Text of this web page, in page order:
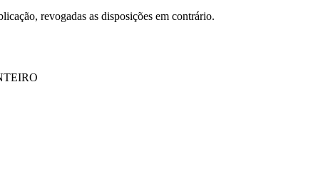
revogadas as disposições em contrário.